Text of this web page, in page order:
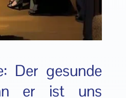
Der gesunde
er ist uns